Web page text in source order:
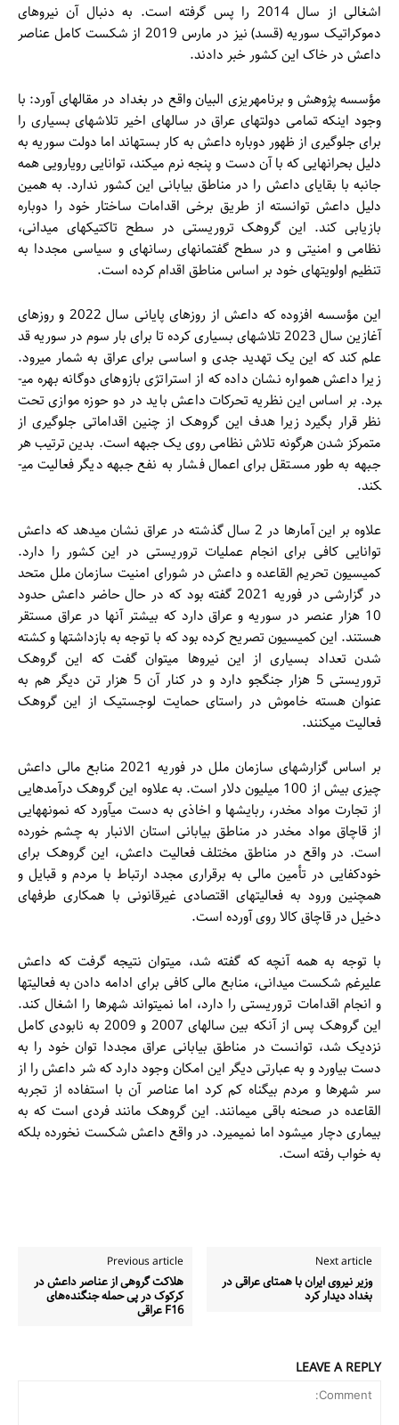
اشغالی از سال 2014 را پس گرفته است. به دنبال آن نیروهای
دموکراتیک سوریه (قسد) نیز در مارس 2019 از شکست کامل عناصر
داعش در خاک این کشور خبر دادند.
مؤسسه پژوهش و برنامه­ریزی البیان واقع در بغداد در مقاله­ای آورد: با
وجود اینکه تمامی دولت­های عراق در سال­های اخیر تلاش­های بسیاری را
برای جلوگیری از ظهور دوباره داعش به کار بسته­اند اما دولت سوریه به
دلیل بحران­هایی که با آن دست و پنجه نرم می­کند، توانایی رویارویی همه
جانبه با بقایای داعش را در مناطق بیابانی این کشور ندارد. به همین
دلیل داعش توانسته از طریق برخی اقدامات ساختار خود را دوباره
بازیابی کند. این گروهک تروریستی در سطح تاکتیک­های میدانی،
نظامی و امنیتی و در سطح گفتمان­های رسانه­ای و سیاسی مجددا به
تنظیم اولویت­های خود بر اساس مناطق اقدام کرده است.
این مؤسسه افزوده که داعش از روزهای پایانی سال 2022 و روزهای
آغازین سال 2023 تلاش­های بسیاری کرده تا برای بار سوم در سوریه قد
علم کند که این یک تهدید جدی و اساسی برای عراق به شمار می­رود.
زیرا داعش همواره نشان داده که از استراتژی بازوهای دوگانه بهره می­
برد. بر اساس این نظریه تحرکات داعش باید در دو حوزه موازی تحت
نظر قرار بگیرد زیرا هدف این گروهک از چنین اقداماتی جلوگیری از
متمرکز شدن هرگونه تلاش نظامی روی یک جبهه است. بدین ترتیب هر
جبهه به طور مستقل برای اعمال فشار به نفع جبهه دیگر فعالیت می­
کند.
علاوه بر این آمارها در 2 سال گذشته در عراق نشان می­دهد که داعش
توانایی کافی برای انجام عملیات تروریستی در این کشور را دارد.
کمیسیون تحریم القاعده و داعش در شورای امنیت سازمان ملل متحد
در گزارشی در فوریه 2021 گفته بود که در حال حاضر داعش حدود
10 هزار عنصر در سوریه و عراق دارد که بیشتر آن­ها در عراق مستقر
هستند. این کمیسیون تصریح کرده بود که با توجه به بازداشت­ها و کشته
شدن تعداد بسیاری از این نیروها می­توان گفت که این گروهک
تروریستی 5 هزار جنگجو دارد و در کنار آن 5 هزار تن دیگر هم به
عنوان هسته خاموش در راستای حمایت لوجستیک از این گروهک
فعالیت می­کنند.
بر اساس گزارش­های سازمان ملل در فوریه 2021 منابع مالی داعش
چیزی بیش از 100 میلیون دلار است. به علاوه این گروهک درآمدهایی
از تجارت مواد مخدر، ربایش­ها و اخاذی به دست می­آورد که نمونه­هایی
از قاچاق مواد مخدر در مناطق بیابانی استان الانبار به چشم خورده
است. در واقع در مناطق مختلف فعالیت داعش، این گروهک برای
خودکفایی در تأمین مالی به برقراری مجدد ارتباط با مردم و قبایل و
همچنین ورود به فعالیت­های اقتصادی غیرقانونی با همکاری طرف­های
دخیل در قاچاق کالا روی آورده است.
با توجه به همه آنچه که گفته شد، می­توان نتیجه گرفت که داعش
علیرغم شکست میدانی، منابع مالی کافی برای ادامه دادن به فعالیت­ها
و انجام اقدامات تروریستی را دارد، اما نمی­تواند شهرها را اشغال کند.
این گروهک پس از آنکه بین سال­های 2007 و 2009 به نابودی کامل
نزدیک شد، توانست در مناطق بیابانی عراق مجددا توان خود را به
دست بیاورد و به عبارتی دیگر این امکان وجود دارد که شر داعش را از
سر شهرها و مردم بیگناه کم کرد اما عناصر آن با استفاده از تجربه
القاعده در صحنه باقی می­مانند. این گروهک مانند فردی است که به
بیماری دچار می­شود اما نمی­میرد. در واقع داعش شکست نخورده بلکه
به خواب رفته است.
Previous article
هلاکت گروهی از عناصر داعش در
کرکوک در پی حمله جنگنده‌های
F16 عراقی
Next article
وزیر نیروی ایران با همتای عراقی در
بغداد دیدار کرد
LEAVE A REPLY